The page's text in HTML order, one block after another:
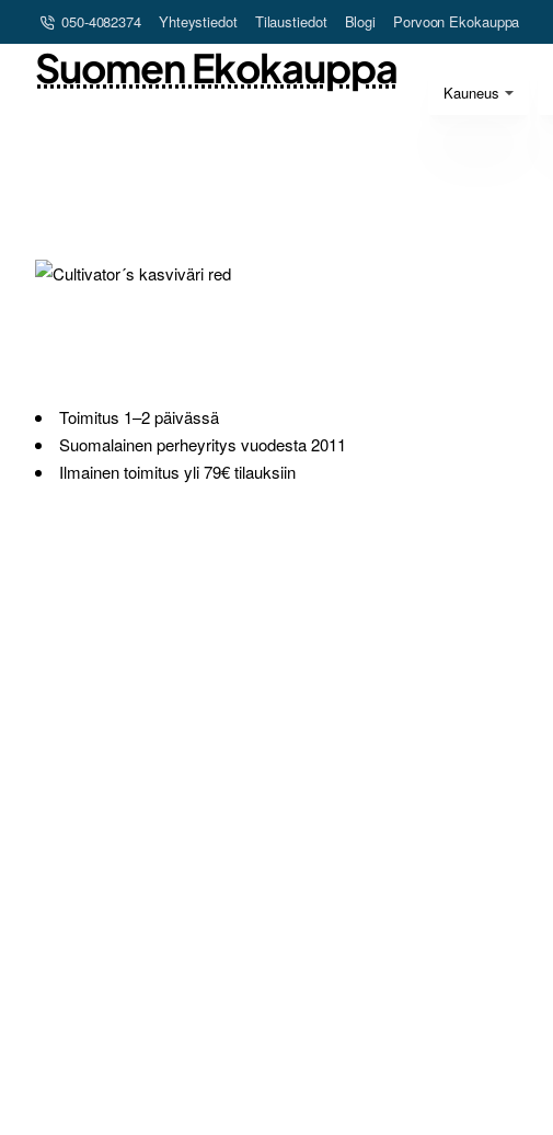
050-4082374 Yhteystiedot Tilaustiedot Blogi Porvoon Ekokauppa
Kauneus
Suomen Ekokauppa
Toimitus 1–2 päivässä
Suomalainen perheyritys vuodesta 2011
Ilmainen toimitus yli 79€ tilauksiin